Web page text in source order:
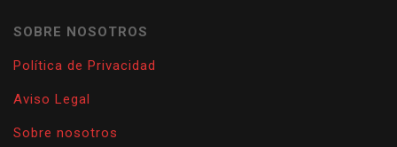
SOBRE NOSOTROS
Política de Privacidad
Aviso Legal
Sobre nosotros